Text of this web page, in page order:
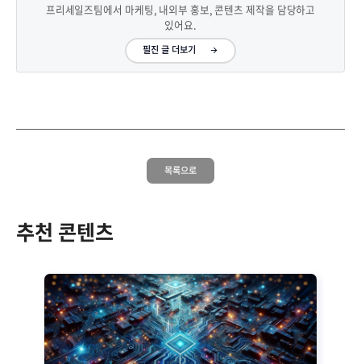
프리세일즈팀에서 마케팅, 내외부 홍보, 콘텐츠 제작을 담당하고
있어요.
필진 글 더보기
목록으로
추천 콘텐츠